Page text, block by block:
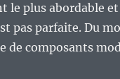
le plus abordable
pas parfaite. Du
de composants